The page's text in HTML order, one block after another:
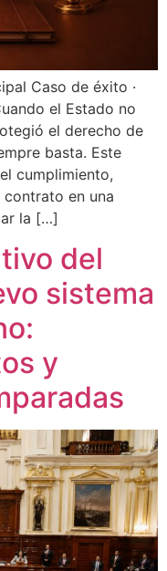
Caso de éxito ·
el Estado no
el derecho de
basta. Este
cumplimiento,
en una
la […]
del
sistema
y